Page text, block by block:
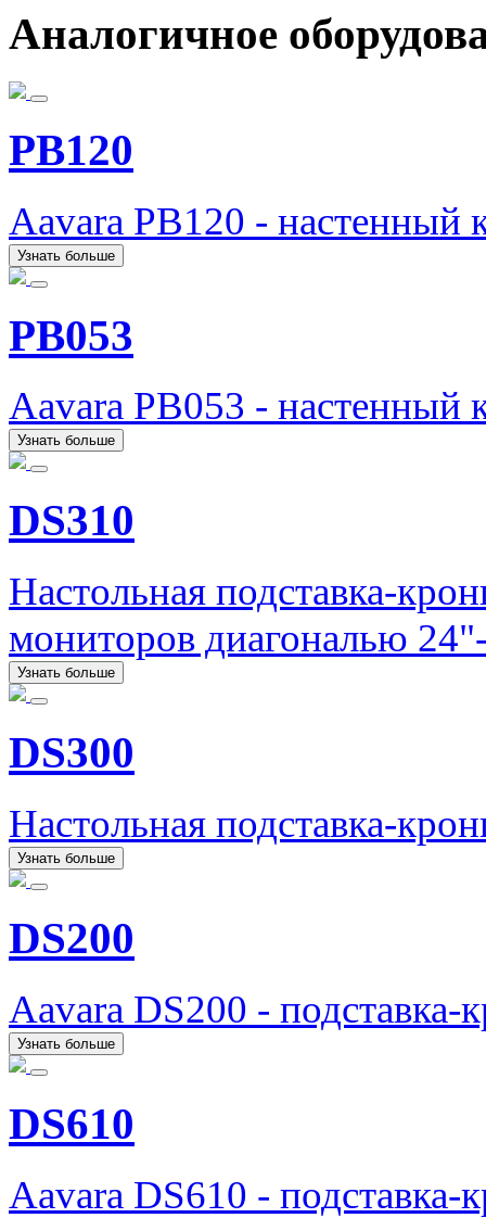
Аналогичное
PB120
Aavara PB120 - настенный
Узнать больше
PB053
Aavara PB053 - настенный
Узнать больше
DS310
Настольная подставка-
мониторов диагональю
Узнать больше
DS300
Настольная подставка-
Узнать больше
DS200
Aavara DS200 -
Узнать больше
DS610
Aavara DS610 -